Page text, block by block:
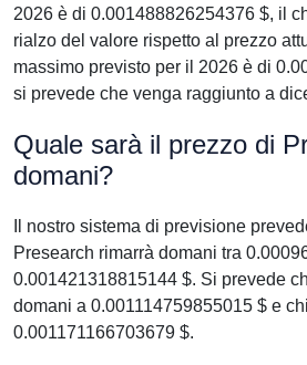
2026 è di 0.001488826254376 $, il
rialzo del valore rispetto al prezzo
massimo previsto per il 2026 è di
si prevede che venga raggiunto a
Quale sarà il prezzo di
domani?
Il nostro sistema di previsione
Presearch rimarrà domani tra
0.001421318815144 $. Si prevede
domani a 0.001114759855015 $ e
0.001171166703679 $.